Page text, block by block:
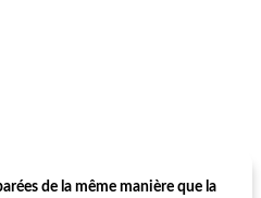
de la même manière que la